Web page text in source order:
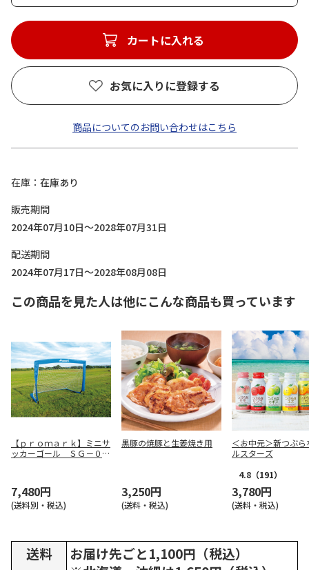
カートに入れる
お気に入りに登録する
商品についてのお問い合わせはこちら
在庫
在庫あり
販売期間
2024年07月10日～2028年07月31日
配送期間
2024年07月17日～2028年08月08日
この商品を見た人は他にこんな商品も買っています
【ｐｒｏｍａｒｋ】ミニサ
ッカーゴール ＳＧ－００
7,480円
(送料別・税込)
黒豚の焼豚と生姜焼き用
3,250円
(送料・税込)
＜お中元＞新つぶら
ルスターズ
4.8 （191）
3,780円
(送料・税込)
送料
お届け先ごと1,100円（税込）